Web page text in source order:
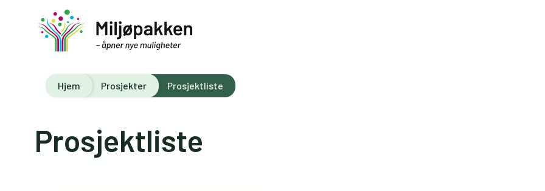
Hjem Prosjekter Prosjektliste
Prosjektliste